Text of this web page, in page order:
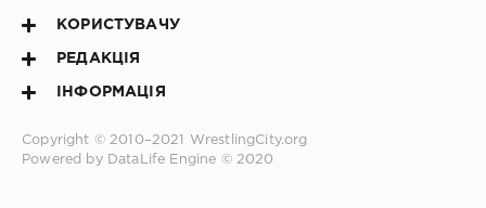
КОРИСТУВАЧУ
РЕДАКЦІЯ
ІНФОРМАЦІЯ
Copyright © 2010–2021
WrestlingCity.org
Powered by DataLife Engine © 2020